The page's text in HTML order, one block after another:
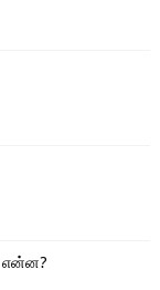
என்ன?